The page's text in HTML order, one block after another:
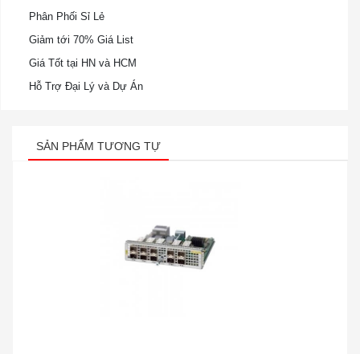
Phân Phối Sỉ Lẻ
Giảm tới 70% Giá List
Giá Tốt tại HN và HCM
Hỗ Trợ Đại Lý và Dự Án
SẢN PHẨM TƯƠNG TỰ